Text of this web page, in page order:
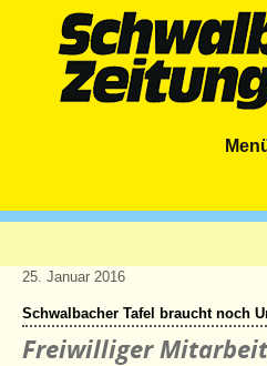
25. Januar 2016
Schwalbacher Tafel braucht noch
Freiwilliger